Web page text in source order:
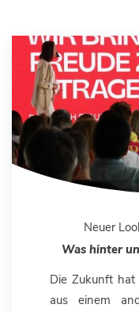
Neuer
Was hinter
Die Zukunft
aus einem